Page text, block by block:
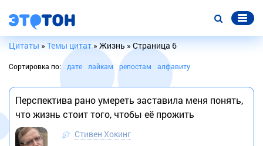
Цитаты » Темы цитат» Жизнь » Страница 6
Сортировка по: дате лайкам репостам алфавиту
Перспектива рано умереть заставила меня понять,
что жизнь стоит того, чтобы её прожить
Стивен Хокинг